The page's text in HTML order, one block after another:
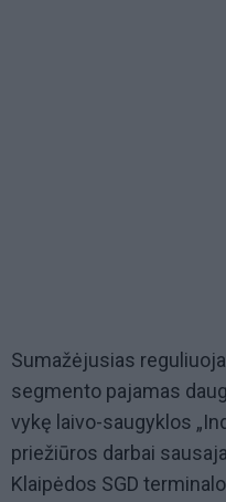
Sumažėjusias
segmento pajamas
vykę laivo-saugyklos
priežiūros darbai
Klaipėdos SGD